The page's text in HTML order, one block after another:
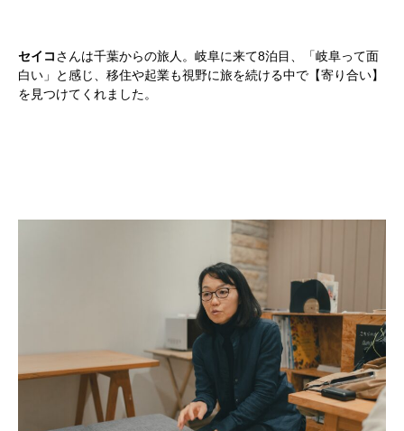
セイコさんは千葉からの旅人。岐阜に来て8泊目、「岐阜って面
白い」と感じ、移住や起業も視野に旅を続ける中で【寄り合い】
を見つけてくれました。